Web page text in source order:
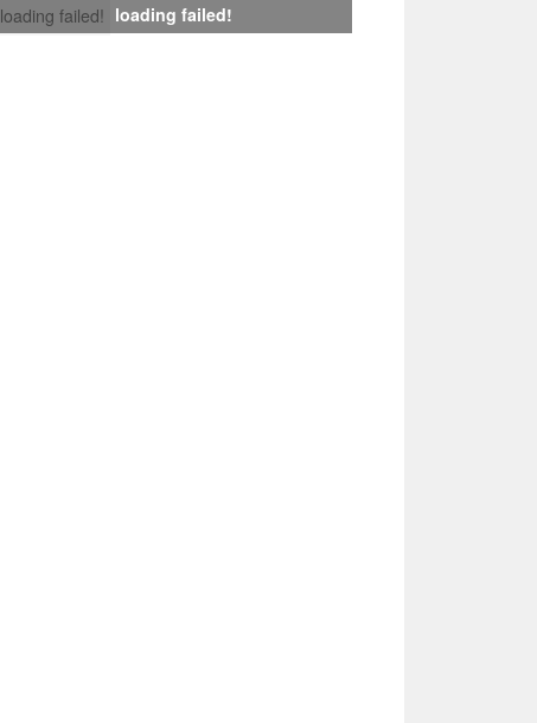
loading failed! loading failed!